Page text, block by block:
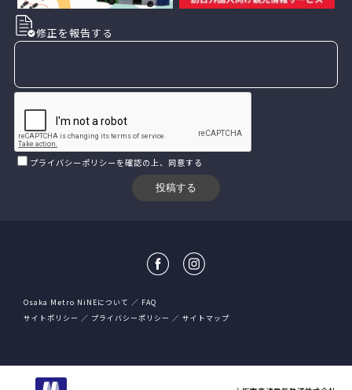
修正を報告する
プライバシーポリシーを確認の上、同意する
Osaka Metro NiNEについて
FAQ
サイトポリシー
プライバシーポリシー サイトマップ